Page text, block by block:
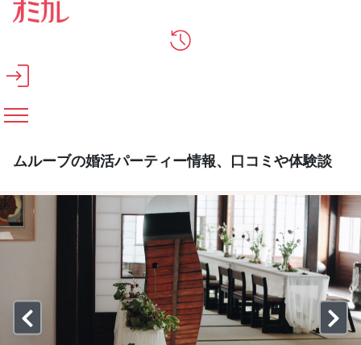
メインコンテンツへスキップ
ムルーブの婚活パーティー情報、口コミや体験談